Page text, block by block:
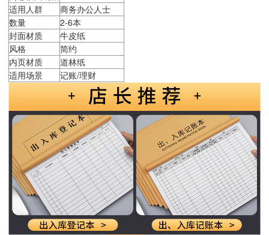
适用人群
商务办公人士
数量
2-6本
封面材质
牛皮纸
风格
简约
内页材质
道林纸
适用场景
记账/理财